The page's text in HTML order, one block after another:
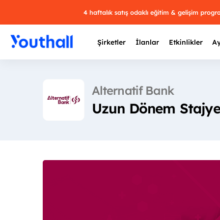
4 haftalık satış odaklı eğitim & gelişim
Şirketler İlanlar Etkinlikler
Alternatif Bank
Uzun Dönem